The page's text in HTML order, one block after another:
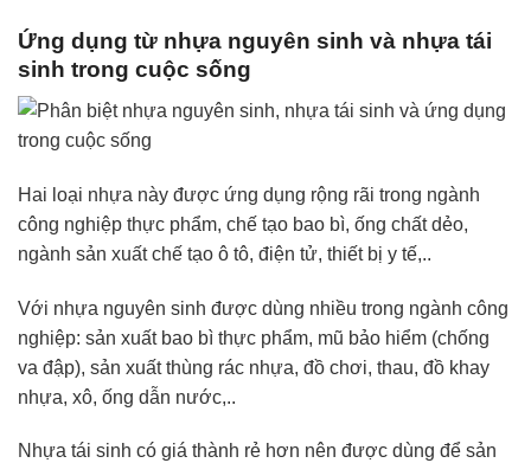
Ứng dụng từ nhựa nguyên sinh và nhựa tái
sinh trong cuộc sống
Hai loại nhựa này được ứng dụng rộng rãi trong ngành
công nghiệp thực phẩm, chế tạo bao bì, ống chất dẻo,
ngành sản xuất chế tạo ô tô, điện tử, thiết bị y tế,..
Với nhựa nguyên sinh được dùng nhiều trong ngành công
nghiệp: sản xuất bao bì thực phẩm, mũ bảo hiểm (chống
va đập), sản xuất thùng rác nhựa, đồ chơi, thau, đồ khay
nhựa, xô, ống dẫn nước,..
Nhựa tái sinh có giá thành rẻ hơn nên được dùng để sản